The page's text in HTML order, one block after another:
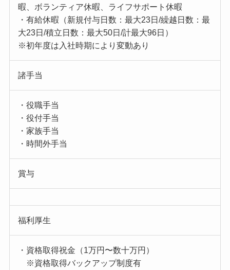
暇、ボランティア休暇、ライフサポート休暇
・有給休暇（新規付与日数：最大23日/繰越日数：最
大23日/積立日数：最大50日/計最大96日）
※初年度は入社時期により変動あり
諸手当
・役職手当
・役付手当
・家族手当
・時間外手当
賞与
福利厚生
・資格取得祝金（1万円〜数十万円）
※資格取得バックアップ制度有